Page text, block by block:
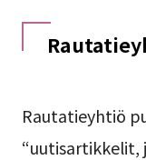
Rautatieyhtiö
“uutisartikkelit,